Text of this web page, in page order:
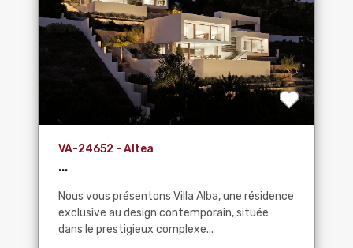
VA-24652 - Altea
...
Nous vous présentons Villa Alba, une résidence
exclusive au design contemporain, située
dans le prestigieux complexe...